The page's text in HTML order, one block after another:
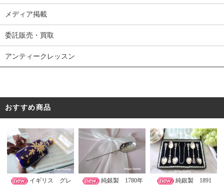
メディア掲載
委託販売・買取
アンティークレッスン
おすすめ商品
イギリス グレ
純銀製 1780年
純銀製 1891